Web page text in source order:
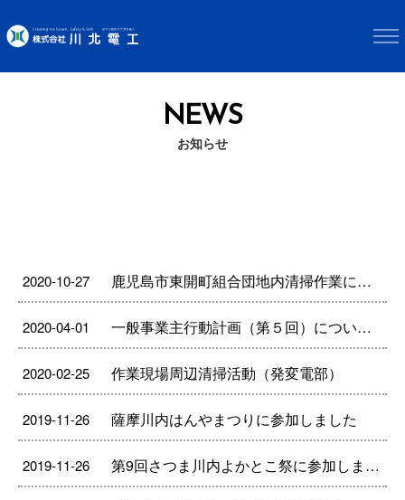
NEWS
お知らせ
2020-10-27 鹿児島市東開町組合団地内清掃作業に参加しました。
2020-04-01 一般事業主行動計画（第５回）について（PDF）
2020-02-25 作業現場周辺清掃活動（発変電部）
2019-11-26 薩摩川内はんやまつりに参加しました
2019-11-26 第9回さつま川内よかとこ祭に参加しました